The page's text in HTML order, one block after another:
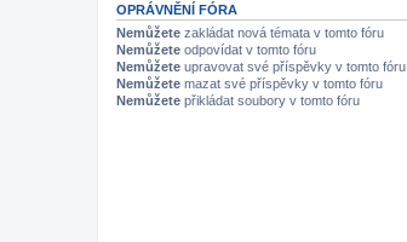
OPRÁVNĚNÍ FÓRA
Nemůžete zakládat nová témata v tomto fóru
Nemůžete odpovídat v tomto fóru
Nemůžete upravovat své příspěvky v tomto fóru
Nemůžete mazat své příspěvky v tomto fóru
Nemůžete přikládat soubory v tomto fóru